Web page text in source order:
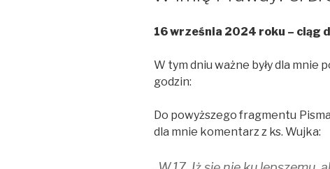
16 września 2024 roku – ciąg
W tym dniu ważne były dla mnie
godzin:
Do powyższego fragmentu
dla mnie komentarz z ks. Wujka: